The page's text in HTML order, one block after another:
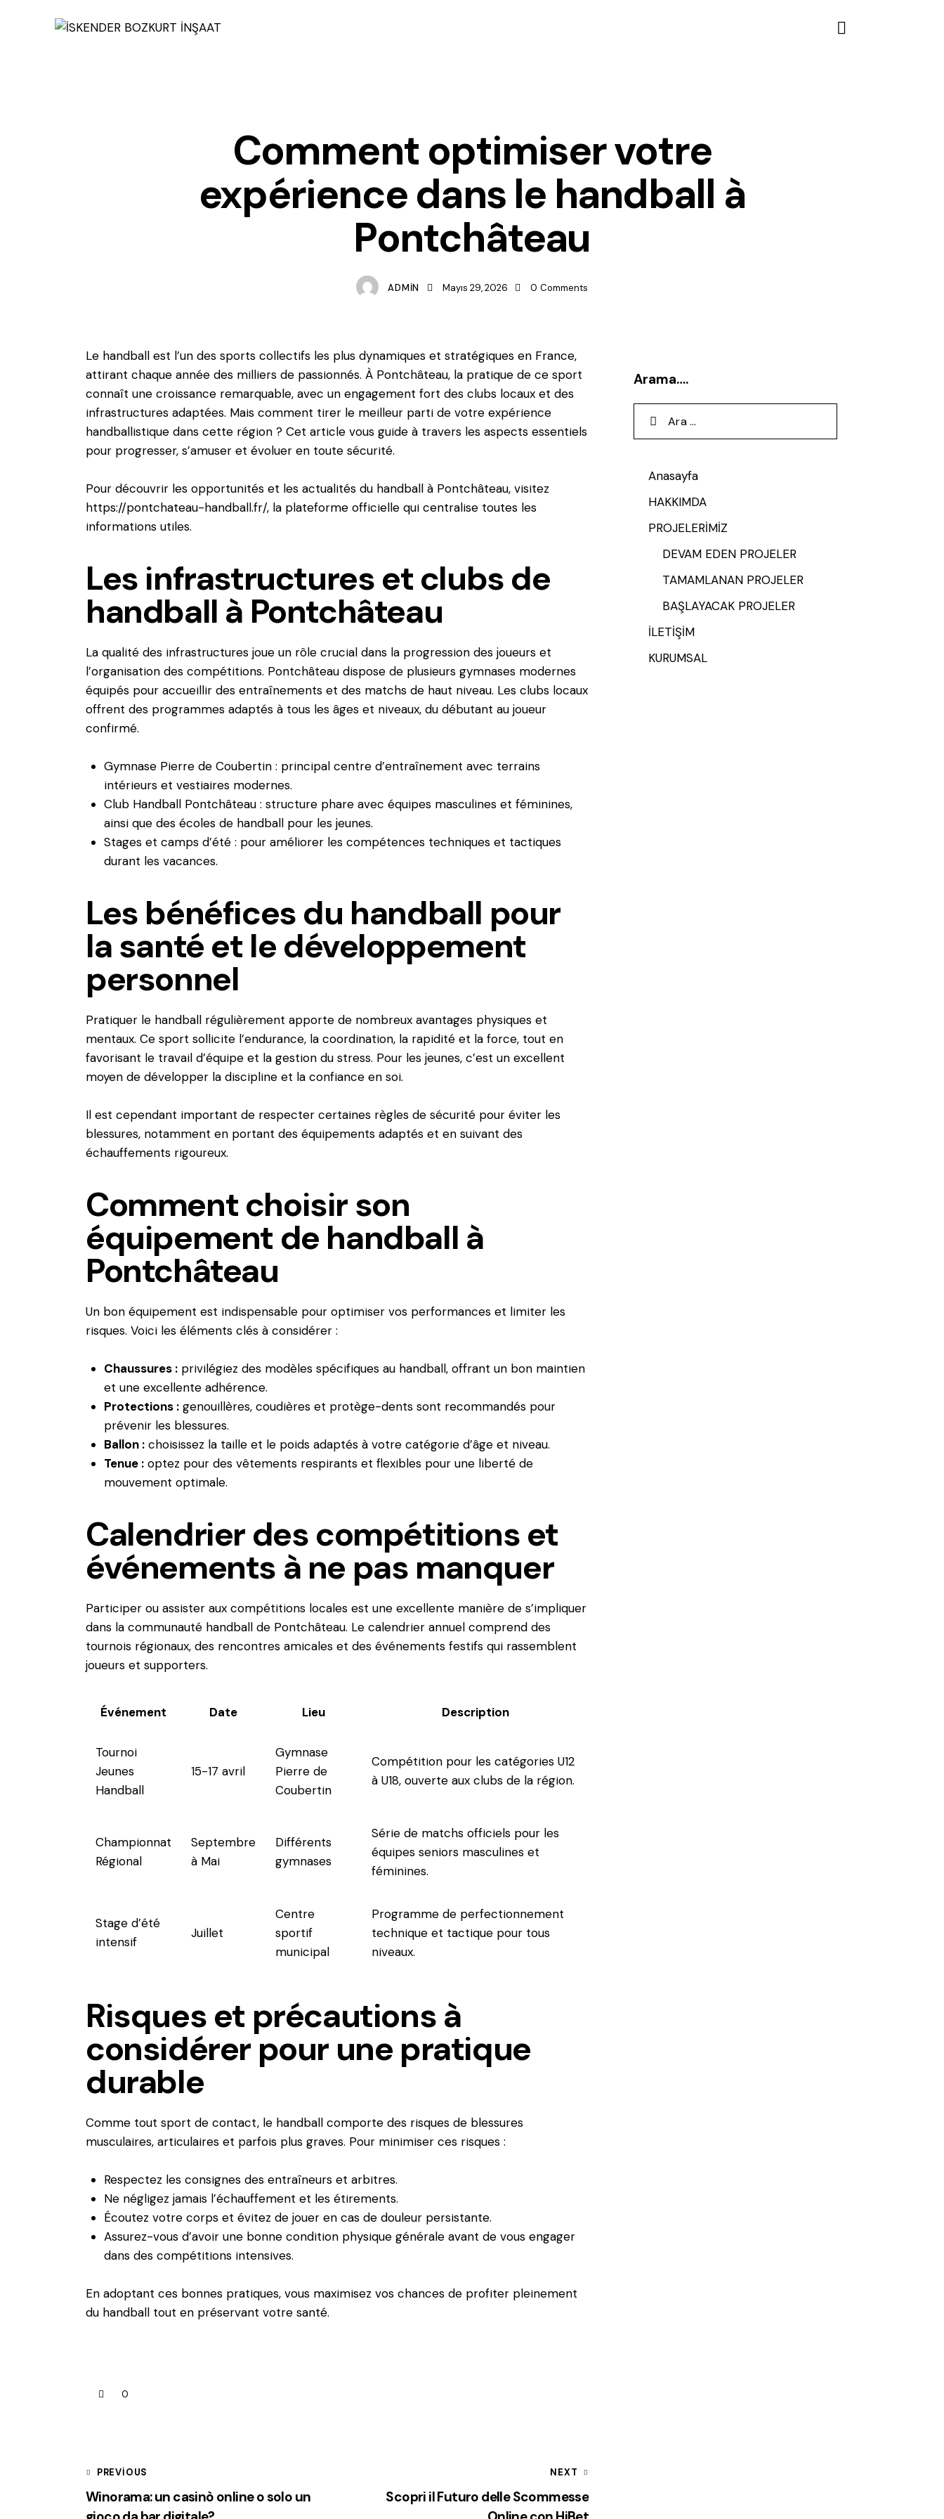
Comment optimiser votre
expérience dans le handball à
Pontchâteau
ADMIN Mayıs 29, 2026 0 Comments
Le handball est l’un des sports collectifs les plus dynamiques et stratégiques en France,
attirant chaque année des milliers de passionnés. À Pontchâteau, la pratique de ce sport
connaît une croissance remarquable, avec un engagement fort des clubs locaux et des
infrastructures adaptées. Mais comment tirer le meilleur parti de votre expérience
handballistique dans cette région ? Cet article vous guide à travers les aspects essentiels
pour progresser, s’amuser et évoluer en toute sécurité.
Pour découvrir les opportunités et les actualités du handball à Pontchâteau, visitez
https://pontchateau-handball.fr/, la plateforme officielle qui centralise toutes les
informations utiles.
Les infrastructures et clubs de
handball à Pontchâteau
La qualité des infrastructures joue un rôle crucial dans la progression des joueurs et
l’organisation des compétitions. Pontchâteau dispose de plusieurs gymnases modernes
équipés pour accueillir des entraînements et des matchs de haut niveau. Les clubs locaux
offrent des programmes adaptés à tous les âges et niveaux, du débutant au joueur
confirmé.
Gymnase Pierre de Coubertin : principal centre d’entraînement avec terrains
intérieurs et vestiaires modernes.
Club Handball Pontchâteau : structure phare avec équipes masculines et féminines,
ainsi que des écoles de handball pour les jeunes.
Stages et camps d’été : pour améliorer les compétences techniques et tactiques
durant les vacances.
Les bénéfices du handball pour
la santé et le développement
personnel
Pratiquer le handball régulièrement apporte de nombreux avantages physiques et
mentaux. Ce sport sollicite l’endurance, la coordination, la rapidité et la force, tout en
favorisant le travail d’équipe et la gestion du stress. Pour les jeunes, c’est un excellent
moyen de développer la discipline et la confiance en soi.
Il est cependant important de respecter certaines règles de sécurité pour éviter les
blessures, notamment en portant des équipements adaptés et en suivant des
échauffements rigoureux.
Comment choisir son
équipement de handball à
Pontchâteau
Un bon équipement est indispensable pour optimiser vos performances et limiter les
risques. Voici les éléments clés à considérer :
Chaussures :privilégiez des modèles spécifiques au handball, offrant un bon maintien
et une excellente adhérence.
Protections :genouillères, coudières et protège-dents sont recommandés pour
prévenir les blessures.
Ballon :choisissez la taille et le poids adaptés à votre catégorie d’âge et niveau.
Tenue :optez pour des vêtements respirants et flexibles pour une liberté de
mouvement optimale.
Calendrier des compétitions et
événements à ne pas manquer
Participer ou assister aux compétitions locales est une excellente manière de s’impliquer
dans la communauté handball de Pontchâteau. Le calendrier annuel comprend des
tournois régionaux, des rencontres amicales et des événements festifs qui rassemblent
joueurs et supporters.
Événement Date Lieu Description
Tournoi
Jeunes
Handball
15-17 avril
Gymnase
Pierre de
Coubertin
Compétition pour les catégories U12
à U18, ouverte aux clubs de la région.
Championnat
Régional
Septembre
à Mai
Différents
gymnases
Série de matchs officiels pour les
équipes seniors masculines et
féminines.
Stage d’été
intensif
Juillet
Centre
sportif
municipal
Programme de perfectionnement
technique et tactique pour tous
niveaux.
Risques et précautions à
considérer pour une pratique
durable
Comme tout sport de contact, le handball comporte des risques de blessures
musculaires, articulaires et parfois plus graves. Pour minimiser ces risques :
Respectez les consignes des entraîneurs et arbitres.
Ne négligez jamais l’échauffement et les étirements.
Écoutez votre corps et évitez de jouer en cas de douleur persistante.
Assurez-vous d’avoir une bonne condition physique générale avant de vous engager
dans des compétitions intensives.
En adoptant ces bonnes pratiques, vous maximisez vos chances de profiter pleinement
du handball tout en préservant votre santé.
0
PREVIOUS
Winorama: un casinò online o solo un
NEXT
Scopri il Futuro delle Scommesse
Arama….
Anasayfa
HAKKIMDA
PROJELERİMİZ
DEVAM EDEN PROJELER
TAMAMLANAN PROJELER
BAŞLAYACAK PROJELER
İLETİŞİM
KURUMSAL